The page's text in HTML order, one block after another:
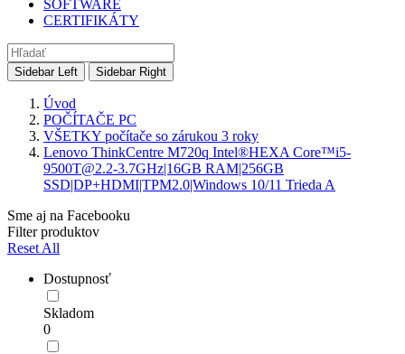
SOFTWARE
CERTIFIKÁTY
Sidebar Left Sidebar Right
Úvod
POČÍTAČE PC
VŠETKY počítače so zárukou 3 roky
Lenovo ThinkCentre M720q Intel®HEXA Core™i5-
9500T@2.2-3.7GHz|16GB RAM|256GB
SSD|DP+HDMI|TPM2.0|Windows 10/11 Trieda A
Sme aj na Facebooku
Filter produktov
Reset All
Dostupnosť
Skladom
0